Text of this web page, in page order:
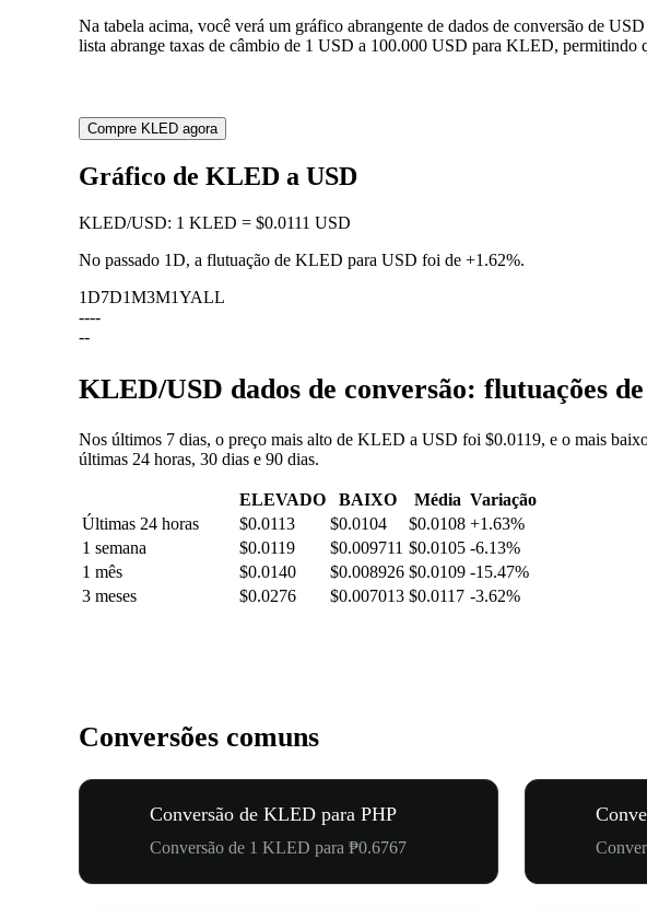
Na tabela acima, você verá um gráfico abrangente de dados de conversão de
lista abrange taxas de câmbio de 1 USD a 100.000 USD para KLED, permitindo
Compre KLED agora
Gráfico de KLED a USD
KLED/USD: 1 KLED = $0.0111 USD
No passado 1D, a flutuação de KLED para USD foi de +1.62%.
1D7D1M3M1YALL
----
--
KLED/USD dados de conversão: flutuações
Nos últimos 7 dias, o preço mais alto de KLED a USD foi $0.0119, e o mais
últimas 24 horas, 30 dias e 90 dias.
ELEVADO BAIXO Média Variação
Últimas 24 horas
$0.0113 $0.0104 $0.0108 +1.63%
1 semana
$0.0119 $0.009711 $0.0105 -6.13%
1 mês
$0.0140 $0.008926 $0.0109 -15.47%
3 meses
$0.0276 $0.007013 $0.0117 -3.62%
Conversões comuns
Conversão de KLED para PHP
Conversão de 1 KLED para ₱0.6767